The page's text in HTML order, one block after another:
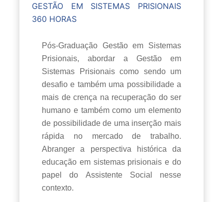
GESTÃO EM SISTEMAS PRISIONAIS
360 HORAS
Pós-Graduação Gestão em Sistemas
Prisionais, abordar a Gestão em
Sistemas Prisionais como sendo um
desafio e também uma possibilidade a
mais de crença na recuperação do ser
humano e também como um elemento
de possibilidade de uma inserção mais
rápida no mercado de trabalho.
Abranger a perspectiva histórica da
educação em sistemas prisionais e do
papel do Assistente Social nesse
contexto.